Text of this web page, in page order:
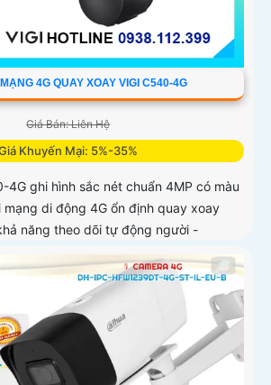
4G QUAY XOAY VIGI C540-4G
Giá Bán: Liên Hệ
Khuyến Mại: 5%-35%
4G ghi hình sắc nét chuẩn 4MP có màu
di động 4G ổn định quay xoay
năng theo dõi tự động người -
thanh hai chiều phát hiện thông
lưu trữ nội bộ công nghệ nén video